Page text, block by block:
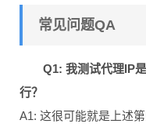
常见问题QA
Q1: 我测试代理IP
行？
A1: 这很可能就是上述